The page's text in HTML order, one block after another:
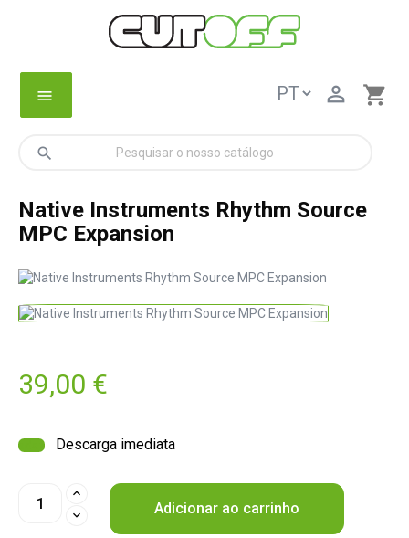
menu shopping_cart

search
Native Instruments Rhythm Source
MPC Expansion
39,00 €
Descarga imediata
Adicionar ao carrinho